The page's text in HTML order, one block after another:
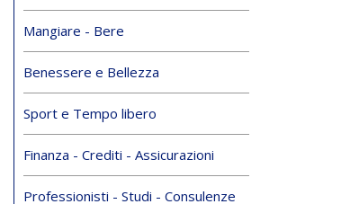
Mangiare - Bere
Benessere e Bellezza
Sport e Tempo libero
Finanza - Crediti - Assicurazioni
Professionisti - Studi - Consulenze